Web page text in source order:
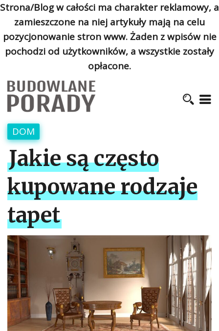
Strona/Blog w całości ma charakter reklamowy, a
zamieszczone na niej artykuły mają na celu
pozycjonowanie stron www. Żaden z wpisów nie
pochodzi od użytkowników, a wszystkie zostały
opłacone.
DOM
Jakie są często
kupowane rodzaje
tapet